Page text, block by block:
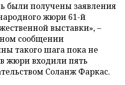
были получены заявления
жюри 61-й
выставки», –
сообщении
такого шага пока не
жюри входили пять
Соланж Фаркас.